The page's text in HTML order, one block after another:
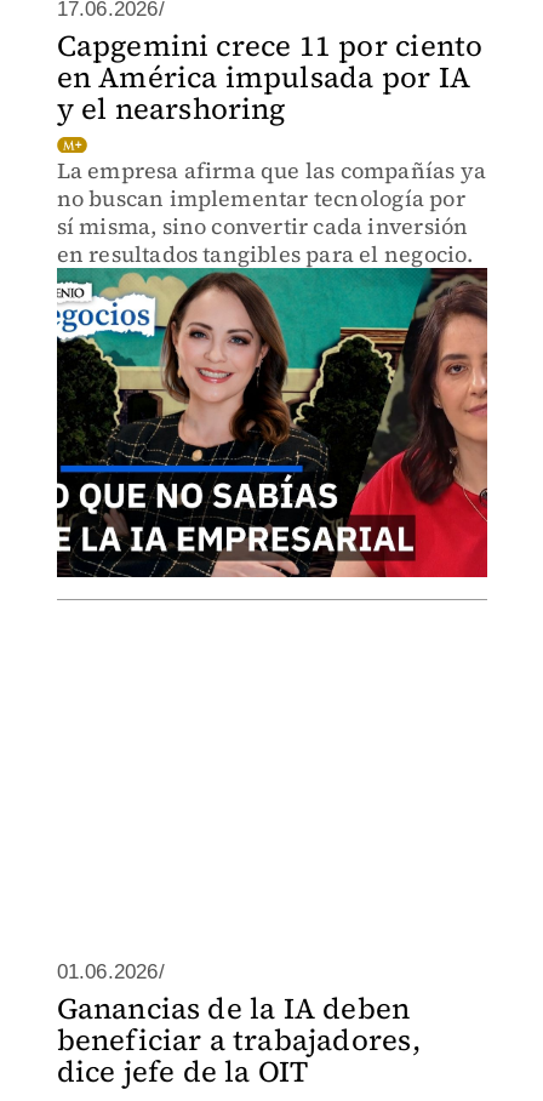
17.06.2026/
Capgemini crece 11 por ciento
en América impulsada por IA
y el nearshoring
La empresa afirma que las compañías ya
no buscan implementar tecnología por
sí misma, sino convertir cada inversión
en resultados tangibles para el negocio.
01.06.2026/
Ganancias de la IA deben
beneficiar a trabajadores,
dice jefe de la OIT